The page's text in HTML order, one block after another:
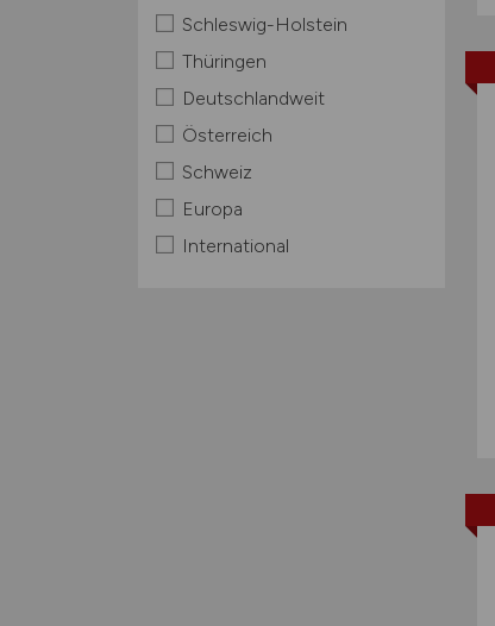
Schleswig-Holstein
Thüringen
Deutschlandweit
Österreich
Schweiz
Europa
International